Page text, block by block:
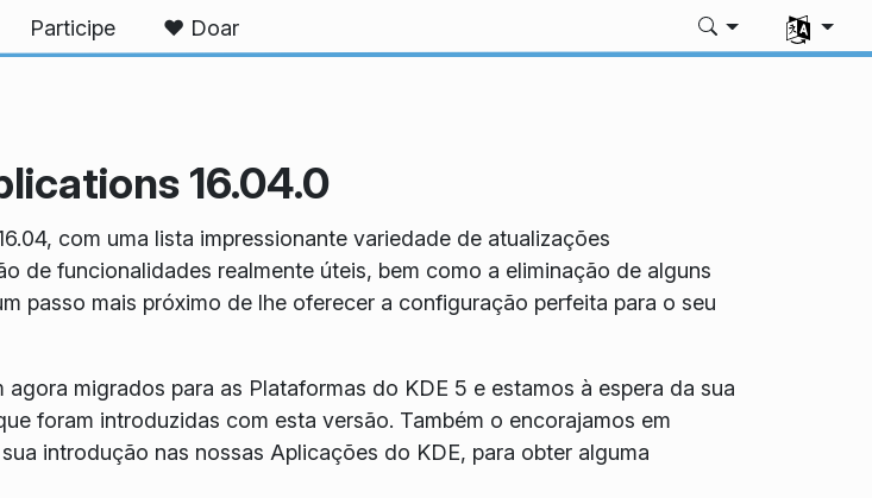
Participe ❤️ Doar
Selecione
16.04.0
com uma lista impressionante variedade de atualizações
de funcionalidades realmente úteis, bem como a eliminação de alguns
passo mais próximo de lhe oferecer a configuração perfeita para o seu
agora migrados para as Plataformas do KDE 5 e estamos à espera da sua
foram introduzidas com esta versão. Também o encorajamos em
introdução nas nossas Aplicações do KDE, para obter alguma